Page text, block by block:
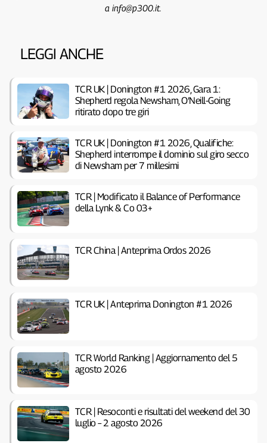
a info@p300.it.
LEGGI ANCHE
TCR UK | Donington #1 2026, Gara 1:
Shepherd regola Newsham, O’Neill-Going
ritirato dopo tre giri
TCR UK | Donington #1 2026, Qualifiche:
Shepherd interrompe il dominio sul giro secco
di Newsham per 7 millesimi
TCR | Modificato il Balance of Performance
della Lynk & Co 03+
TCR China | Anteprima Ordos 2026
TCR UK | Anteprima Donington #1 2026
TCR World Ranking | Aggiornamento del 5
agosto 2026
TCR | Resoconti e risultati del weekend del 30
luglio – 2 agosto 2026